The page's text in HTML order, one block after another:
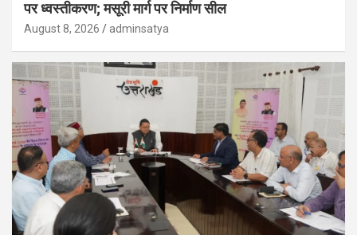
पर ध्वस्तीकरण; मसूरी मार्ग पर निर्माण सील
August 8, 2026 adminsatya